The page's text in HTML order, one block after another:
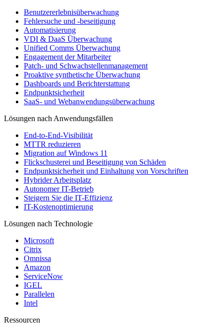
Benutzererlebnisüberwachung
Fehlersuche und -beseitigung
Automatisierung
VDI & DaaS Überwachung
Unified Comms Überwachung
Engagement der Mitarbeiter
Patch- und Schwachstellenmanagement
Proaktive synthetische Überwachung
Dashboards und Berichterstattung
Endpunktsicherheit
SaaS- und Webanwendungsüberwachung
Lösungen nach Anwendungsfällen
End-to-End-Visibilität
MTTR reduzieren
Migration auf Windows 11
Flickschusterei und Beseitigung von Schäden
Endpunktsicherheit und Einhaltung von Vorschriften
Hybrider Arbeitsplatz
Autonomer IT-Betrieb
Steigern Sie die IT-Effizienz
IT-Kostenoptimierung
Lösungen nach Technologie
Microsoft
Citrix
Omnissa
Amazon
ServiceNow
IGEL
Parallelen
Intel
Ressourcen